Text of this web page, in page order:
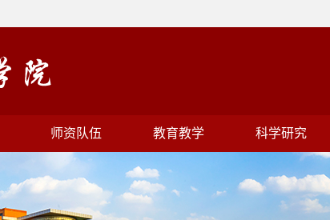
师资队伍 教育教学 科学研究